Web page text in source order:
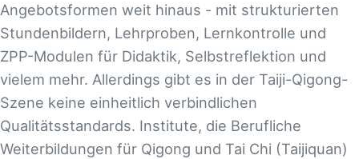
Angebotsformen weit hinaus - mit strukturierten
Stundenbildern, Lehrproben, Lernkontrolle und
ZPP-Modulen für Didaktik, Selbstreflektion und
vielem mehr. Allerdings gibt es in der Taiji-Qigong-
Szene keine einheitlich verbindlichen
Qualitätsstandards. Institute, die Berufliche
Weiterbildungen für Qigong und Tai Chi (Taijiquan)